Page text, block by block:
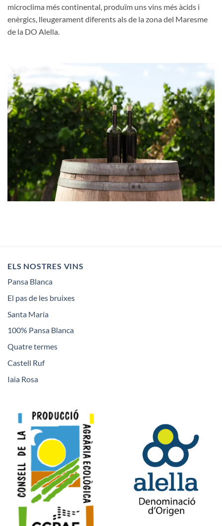
microclima més continental, produïm uns vins més àcids i
enèrgics, lleugerament diferents als de la zona del Maresme
de la DO Alella.
ELS NOSTRES VINS
Pansa Blanca
El pas de les bruixes
Santa María
100% Pansa Blanca
Quatre termes
Castell Ruf
Iaia Rosa